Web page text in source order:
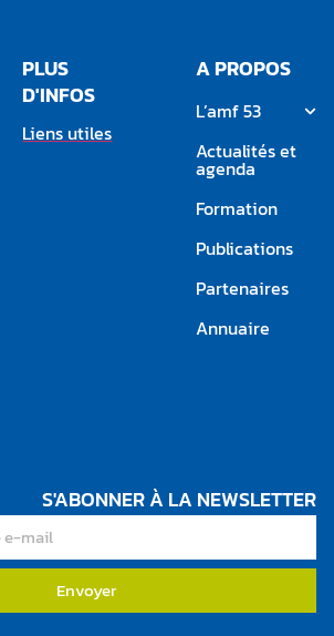
PLUS
D'INFOS
Liens utiles
A PROPOS
L’amf 53
Actualités et
agenda
Formation
Publications
Partenaires
Annuaire
S'ABONNER À LA NEWSLETTER
Envoyer